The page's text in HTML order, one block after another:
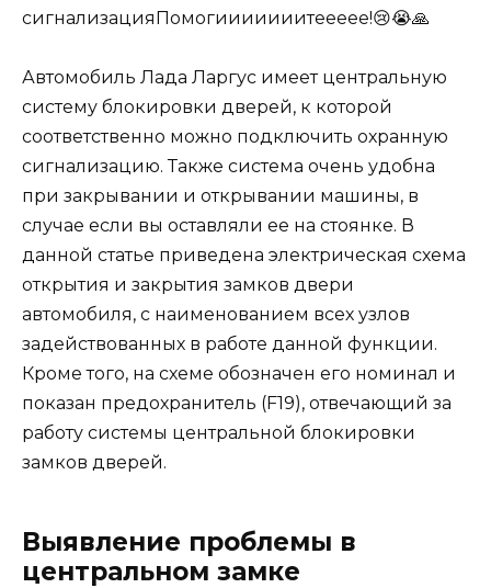
сигнализацияПомогииииииитеееее!😢😭🙏
Автомобиль Лада Ларгус имеет центральную
систему блокировки дверей, к которой
соответственно можно подключить охранную
сигнализацию. Также система очень удобна
при закрывании и открывании машины, в
случае если вы оставляли ее на стоянке. В
данной статье приведена электрическая схема
открытия и закрытия замков двери
автомобиля, с наименованием всех узлов
задействованных в работе данной функции.
Кроме того, на схеме обозначен его номинал и
показан предохранитель (F19), отвечающий за
работу системы центральной блокировки
замков дверей.
Выявление проблемы в
центральном замке